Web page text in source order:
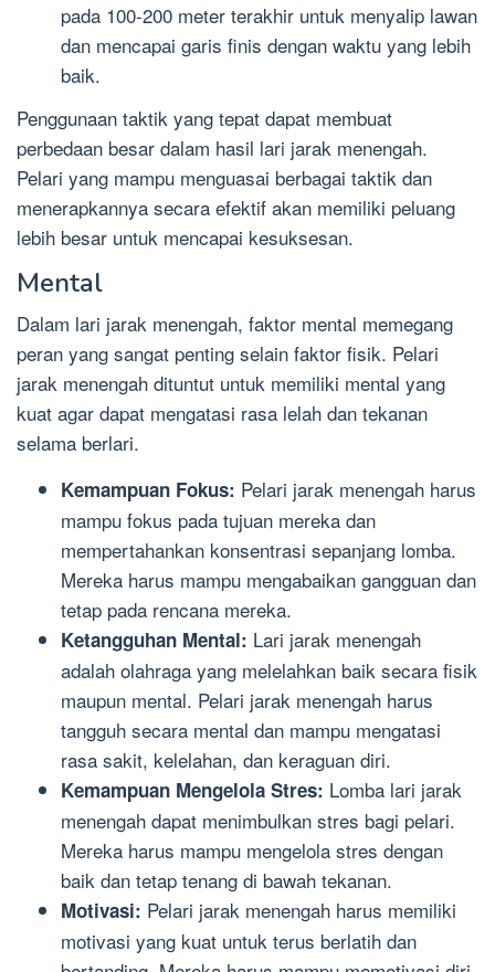
pada 100-200 meter terakhir untuk menyalip lawan
dan mencapai garis finis dengan waktu yang lebih
baik.
Penggunaan taktik yang tepat dapat membuat
perbedaan besar dalam hasil lari jarak menengah.
Pelari yang mampu menguasai berbagai taktik dan
menerapkannya secara efektif akan memiliki peluang
lebih besar untuk mencapai kesuksesan.
Mental
Dalam lari jarak menengah, faktor mental memegang
peran yang sangat penting selain faktor fisik. Pelari
jarak menengah dituntut untuk memiliki mental yang
kuat agar dapat mengatasi rasa lelah dan tekanan
selama berlari.
Kemampuan Fokus: Pelari jarak menengah harus
mampu fokus pada tujuan mereka dan
mempertahankan konsentrasi sepanjang lomba.
Mereka harus mampu mengabaikan gangguan dan
tetap pada rencana mereka.
Ketangguhan Mental: Lari jarak menengah
adalah olahraga yang melelahkan baik secara fisik
maupun mental. Pelari jarak menengah harus
tangguh secara mental dan mampu mengatasi
rasa sakit, kelelahan, dan keraguan diri.
Kemampuan Mengelola Stres: Lomba lari jarak
menengah dapat menimbulkan stres bagi pelari.
Mereka harus mampu mengelola stres dengan
baik dan tetap tenang di bawah tekanan.
Motivasi: Pelari jarak menengah harus memiliki
motivasi yang kuat untuk terus berlatih dan